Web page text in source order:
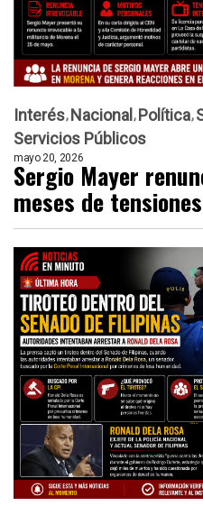
Interés Nacional Política
Servicios Públicos
mayo 20, 2026
Sergio Mayer
meses de